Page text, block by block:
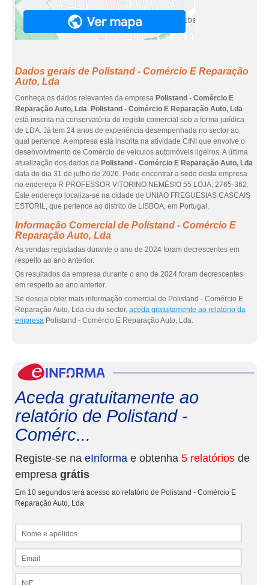
Dados gerais de Polistand - Comércio E Reparação
Auto, Lda
Conheça os dados relevantes da empresa Polistand - Comércio E
Reparação Auto, Lda. Polistand - Comércio E Reparação Auto, Lda
está inscrita na conservatória do registo comercial sob a forma jurídica
de LDA. Já tem 24 anos de experiência desempenhada no sector ao
qual pertence. A empresa está inscrita na atividade CINI que envolve o
desenvolvimento de Comércio de veículos automóveis ligeiros. A última
atualização dos dados da Polistand - Comércio E Reparação Auto, Lda
data do dia 31 de julho de 2026. Pode encontrar a sede desta empresa
no endereço R PROFESSOR VITORINO NEMÉSIO 55 LOJA, 2765-362.
Este endereço localiza-se na cidade de UNIAO FREGUESIAS CASCAIS
ESTORIL, que pertence ao distrito de LISBOA, em Portugal.
Informação Comercial de Polistand - Comércio E
Reparação Auto, Lda
As vendas registadas durante o ano de 2024 foram decrescentes em
respeito ao ano anterior.
Os resultados da empresa durante o ano de 2024 foram decrescentes
em respeito ao ano anterior.
Se deseja obter mais informação comercial de Polistand - Comércio E
Reparação Auto, Lda ou do sector, aceda gratuitamente ao relatório da
empresa Polistand - Comércio E Reparação Auto, Lda.
Aceda gratuitamente ao
relatório de Polistand -
Comérc...
Registe-se na eInforma e obtenha 5 relatórios de
empresa grátis
Em 10 segundos terá acesso ao relatório de Polistand - Comércio E
Reparação Auto, Lda